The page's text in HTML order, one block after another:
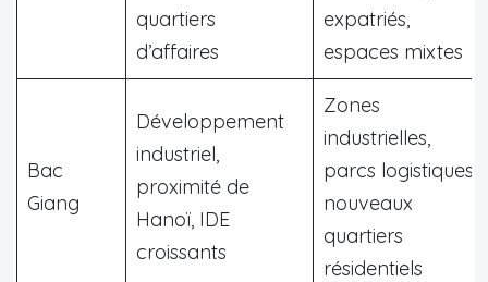
quartiers
d’affaires
expatriés,
espaces mixtes
Bac
Giang
Développement
industriel,
proximité de
Hanoï, IDE
croissants
Zones
industrielles,
parcs logistiques,
nouveaux
quartiers
résidentiels